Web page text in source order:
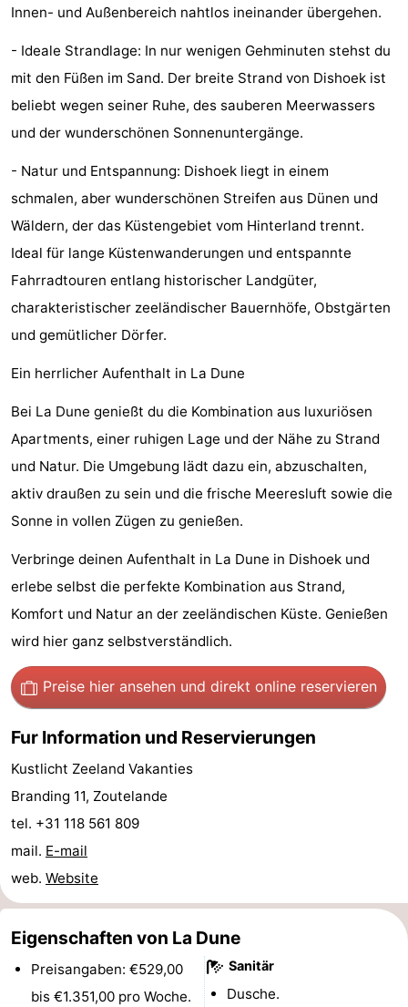
&
tun
-
Museen
-
Denkmäler
-
Kirchen
-
Aussichtspunkte
Attraktionen
Spielplätze
-
Indoor-
Spielplätze
-
Bowling
Wellness-
Zentren
Dörfer
&
Natur
Sport
-
Schwimmbader
Radfahren
-
Wandern
-
Reiten
-
Golfplatze
-
Parafliegen
Sportangeln
Essen
und
trinken
Veranstaltungen
Innen- und Außenbereich nahtlos ineinander übergehen.
- Ideale Strandlage: In nur wenigen Gehminuten stehst du
mit den Füßen im Sand. Der breite Strand von Dishoek ist
beliebt wegen seiner Ruhe, des sauberen Meerwassers
und der wunderschönen Sonnenuntergänge.
- Natur und Entspannung: Dishoek liegt in einem
schmalen, aber wunderschönen Streifen aus Dünen und
Wäldern, der das Küstengebiet vom Hinterland trennt.
Ideal für lange Küstenwanderungen und entspannte
Fahrradtouren entlang historischer Landgüter,
charakteristischer zeeländischer Bauernhöfe, Obstgärten
und gemütlicher Dörfer.
Ein herrlicher Aufenthalt in La Dune
Bei La Dune genießt du die Kombination aus luxuriösen
Apartments, einer ruhigen Lage und der Nähe zu Strand
und Natur. Die Umgebung lädt dazu ein, abzuschalten,
aktiv draußen zu sein und die frische Meeresluft sowie die
Sonne in vollen Zügen zu genießen.
Verbringe deinen Aufenthalt in La Dune in Dishoek und
erlebe selbst die perfekte Kombination aus Strand,
Komfort und Natur an der zeeländischen Küste. Genießen
wird hier ganz selbstverständlich.
Preise hier ansehen und direkt online reservieren
Fur Information und Reservierungen
Kustlicht Zeeland Vakanties
Branding 11, Zoutelande
tel. +31 118 561 809
mail. E-mail
web. Website
Eigenschaften von La Dune
Preisangaben: €529,00
bis €1.351,00 pro Woche.
Sanitär
Dusche.